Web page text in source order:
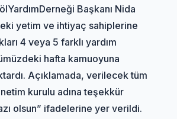
YardımDerneği Başkanı Nida
yetim ve ihtiyaç sahiplerine
4 veya 5 farklı yardım
hafta kamuoyuna
Açıklamada, verilecek tüm
kurulu adına teşekkür
olsun” ifadelerine yer verildi.